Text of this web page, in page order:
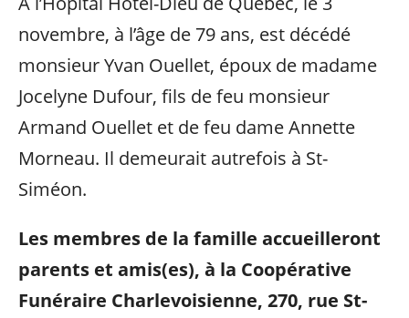
novembre, à l’âge de 79 ans, est décédé
monsieur Yvan Ouellet, époux de madame
Jocelyne Dufour, fils de feu monsieur
Armand Ouellet et de feu dame Annette
Morneau. Il demeurait autrefois à St-
Siméon.
Les membres de la famille accueilleront
parents et amis(es), à la Coopérative
Funéraire Charlevoisienne, 270, rue St-